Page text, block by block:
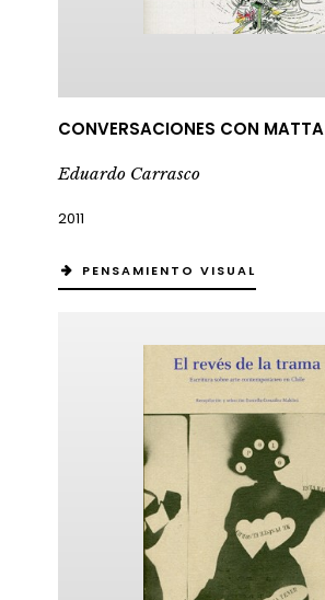
CONVERSACIONES CON MATTA
Eduardo Carrasco
2011
PENSAMIENTO VISUAL